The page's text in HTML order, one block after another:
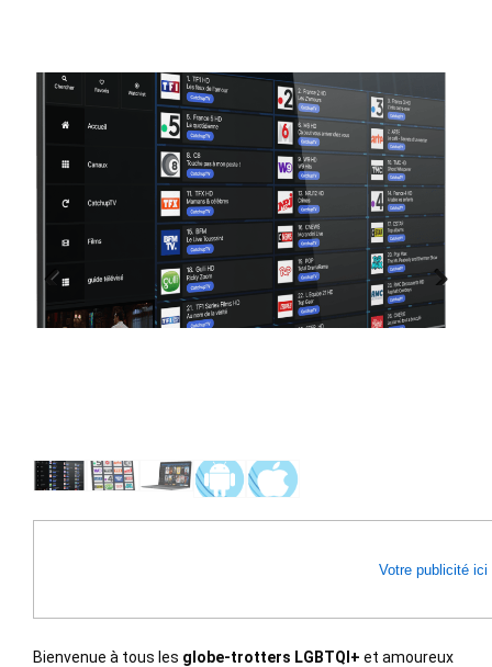
Previous Next
Votre publicité ici
Bienvenue à tous les globe-trotters LGBTQI+ et amoureux